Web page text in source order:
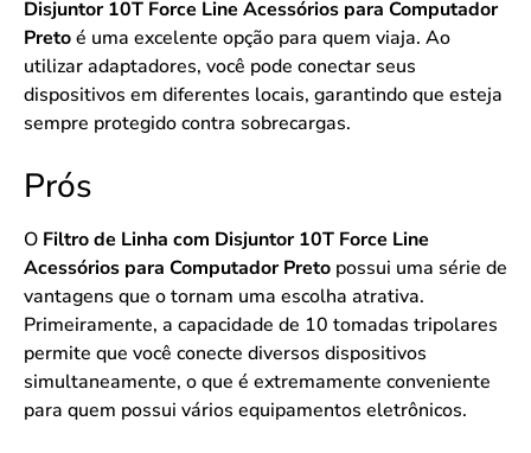
Disjuntor 10T Force Line Acessórios para Computador
Pretoé uma excelente opção para quem viaja. Ao
utilizar adaptadores, você pode conectar seus
dispositivos em diferentes locais, garantindo que esteja
sempre protegido contra sobrecargas.
Prós
O Filtro de Linha com Disjuntor 10T Force Line
Acessórios para Computador Preto possui uma série de
vantagens que o tornam uma escolha atrativa.
Primeiramente, a capacidade de 10 tomadas tripolares
permite que você conecte diversos dispositivos
simultaneamente, o que é extremamente conveniente
para quem possui vários equipamentos eletrônicos.